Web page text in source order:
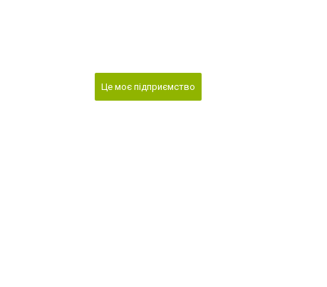
Це моє підприємство